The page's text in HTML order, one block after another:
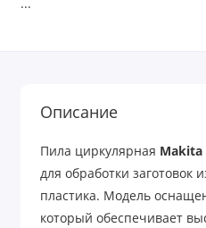
...
Описание
Пила циркулярная Makita
для обработки заготовок
пластика. Модель
который обеспечивает